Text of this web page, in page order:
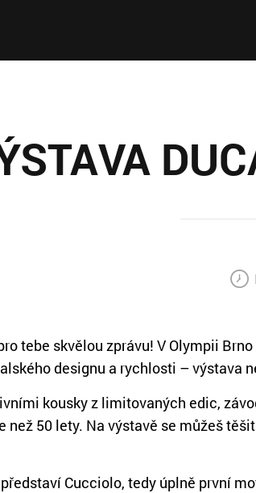
tebe skvělou zprávu! V Olympii
designu a rychlosti – výstava
kousky z limitovaných edic,
než 50 lety. Na výstavě se můžeš
Cucciolo, tedy úplně první